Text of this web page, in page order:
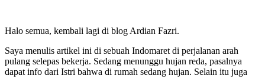
Halo semua, kembali lagi di blog Ardian Fazri.
Saya menulis artikel ini di sebuah Indomaret di perjalanan arah
pulang selepas bekerja. Sedang menunggu hujan reda, pasalnya
dapat info dari Istri bahwa di rumah sedang hujan. Selain itu juga